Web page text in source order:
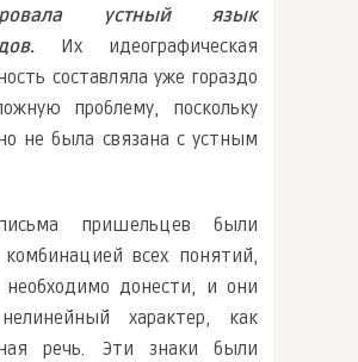
устный язык
Их идеографическая
составляла уже гораздо
проблему, поскольку
не была связана с устным
пришельцев были
всех понятий,
необходимо донести, и они
характер, как
речь. Эти знаки были